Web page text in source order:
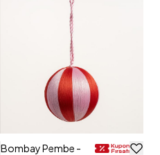
Bombay Pembe -